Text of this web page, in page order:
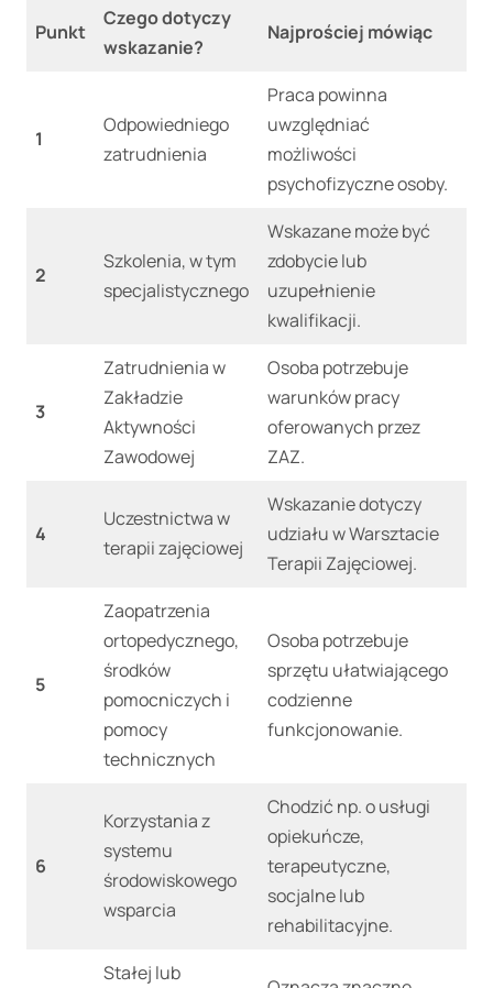
Punkt
Czego dotyczy
wskazanie?
Najprościej mówiąc
1
Odpowiedniego
zatrudnienia
Praca powinna
uwzględniać
możliwości
psychofizyczne osoby.
2
Szkolenia, w tym
specjalistycznego
Wskazane może być
zdobycie lub
uzupełnienie
kwalifikacji.
3
Zatrudnienia w
Zakładzie
Aktywności
Zawodowej
Osoba potrzebuje
warunków pracy
oferowanych przez
ZAZ.
4
Uczestnictwa w
terapii zajęciowej
Wskazanie dotyczy
udziału w Warsztacie
Terapii Zajęciowej.
5
Zaopatrzenia
ortopedycznego,
środków
pomocniczych i
pomocy
technicznych
Osoba potrzebuje
sprzętu ułatwiającego
codzienne
funkcjonowanie.
6
Korzystania z
systemu
środowiskowego
wsparcia
Chodzić np. o usługi
opiekuńcze,
terapeutyczne,
socjalne lub
rehabilitacyjne.
Stałej lub